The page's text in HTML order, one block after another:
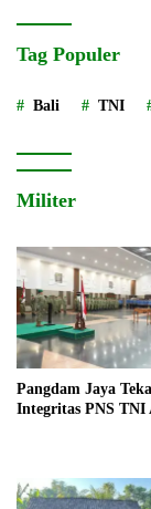
Tag Populer
Bali TNI
Militer
Pangdam Jaya
Integritas PNS TNI